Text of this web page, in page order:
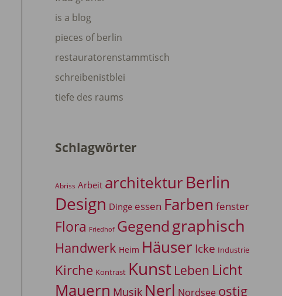
is a blog
pieces of berlin
restauratorenstammtisch
schreibenistblei
tiefe des raums
Schlagwörter
Abriss Arbeit architekturBerlin
Design Dinge essen Farben fenster
Flora Friedhof Gegendgraphisch
Handwerk Heim Häuser Icke Industrie
Kirche Kontrast Kunst Leben Licht
Mauern Musik Nerl Nordsee ostig